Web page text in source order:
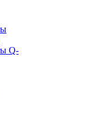
Q-